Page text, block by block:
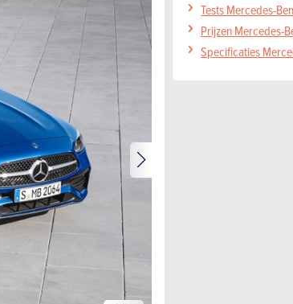
Tests Mercedes-
Prijzen Mercedes-
Specificaties